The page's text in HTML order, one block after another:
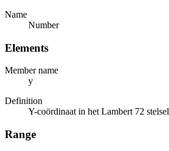
Name
Number
Elements
Member name
y
Definition
Y-coördinaat in het Lambert 72 stelsel
Range